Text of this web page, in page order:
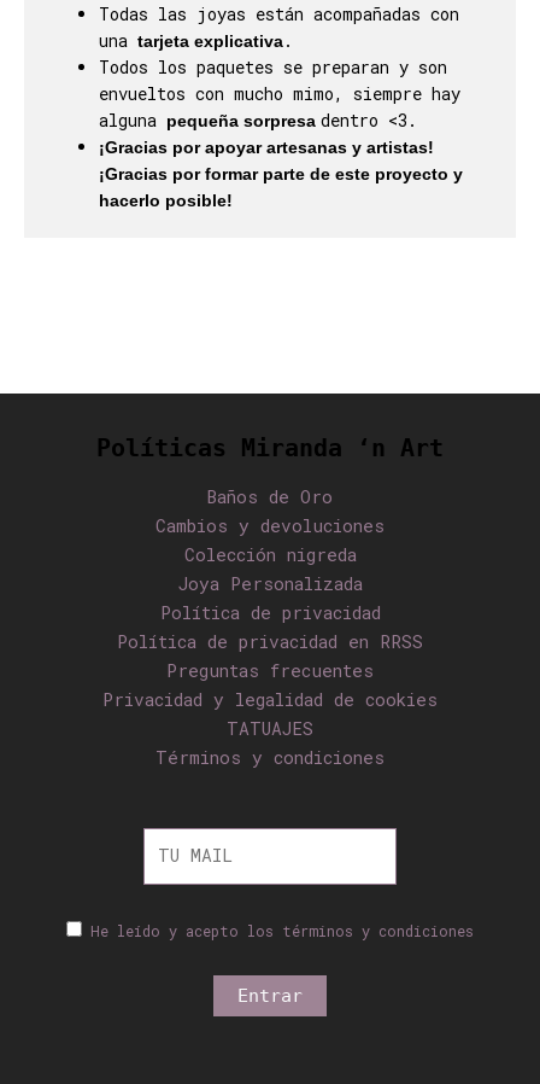
Todas las joyas están acompañadas con
una tarjeta explicativa.
Todos los paquetes se preparan y son
envueltos con mucho mimo, siempre hay
alguna pequeña sorpresa dentro <3.
¡Gracias por apoyar artesanas y artistas!
¡Gracias por formar parte de este proyecto y
hacerlo posible!
Políticas Miranda ‘n Art
Baños de Oro
Cambios y devoluciones
Colección nigreda
Joya Personalizada
Política de privacidad
Política de privacidad en RRSS
Preguntas frecuentes
Privacidad y legalidad de cookies
TATUAJES
Términos y condiciones
He leído y acepto los términos y condiciones